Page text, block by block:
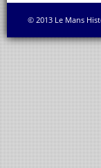
© 2013 Le Mans